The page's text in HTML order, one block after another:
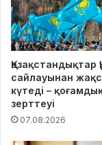
Қазақстандықтар
сайлауынан
күтеді – қоғамдық
зерттеуі
07.08.2026